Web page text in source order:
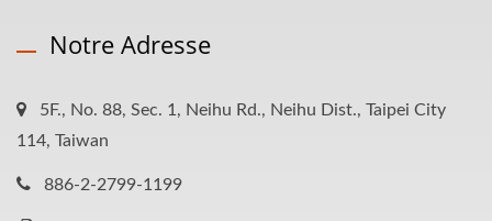
Notre Adresse
5F., No. 88, Sec. 1, Neihu Rd., Neihu Dist., Taipei City
114, Taiwan
886-2-2799-1199